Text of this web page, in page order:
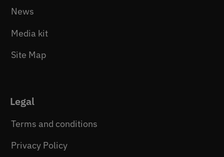
News
Media kit
Site Map
Legal
Terms and conditions
Privacy Policy